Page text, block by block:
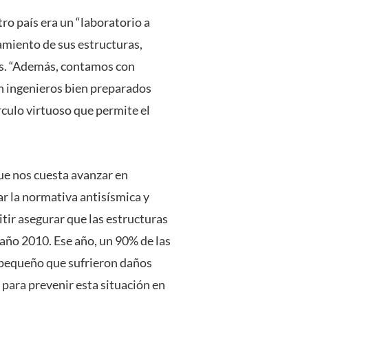
país era un “laboratorio a
de sus estructuras,
contamos con
ingenieros bien preparados
virtuoso que permite el
nos cuesta avanzar en
la normativa antisísmica y
asegurar que las estructuras
2010. Ese año, un 90% de las
que sufrieron daños
prevenir esta situación en